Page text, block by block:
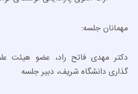
مهمانان جلسه:
دکتر مهدی فاتح راد، عضو هیئت
گذاری دانشگاه شریف، دبیر جلسه